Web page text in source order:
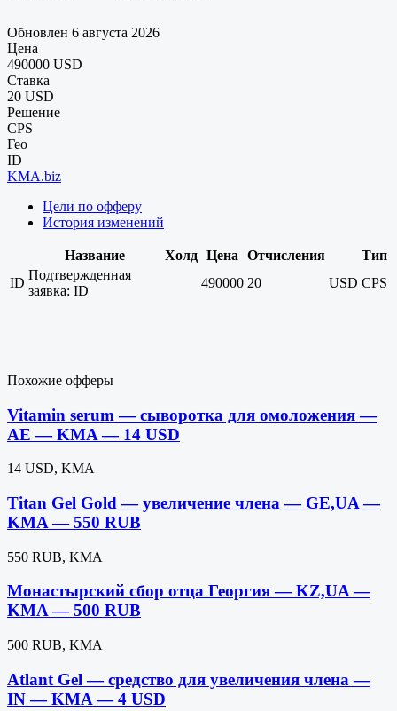
Обновлен 6 августа 2026
Цена
490000 USD
Ставка
20 USD
Решение
CPS
Гео
ID
KMA.biz
Цели по офферу
История изменений
Название Холд Цена Отчисления
Тип
ID
Подтвержденная
заявка: ID
490000 20 USD CPS
Похожие офферы
Vitamin serum — сыворотка для омоложения —
AE — KMA — 14 USD
14 USD, KMA
Titan Gel Gold — увеличение члена — GE,UA —
KMA — 550 RUB
550 RUB, KMA
Монастырский сбор отца Георгия — KZ,UA —
KMA — 500 RUB
500 RUB, KMA
Atlant Gel — средство для увеличения члена —
IN — KMA — 4 USD